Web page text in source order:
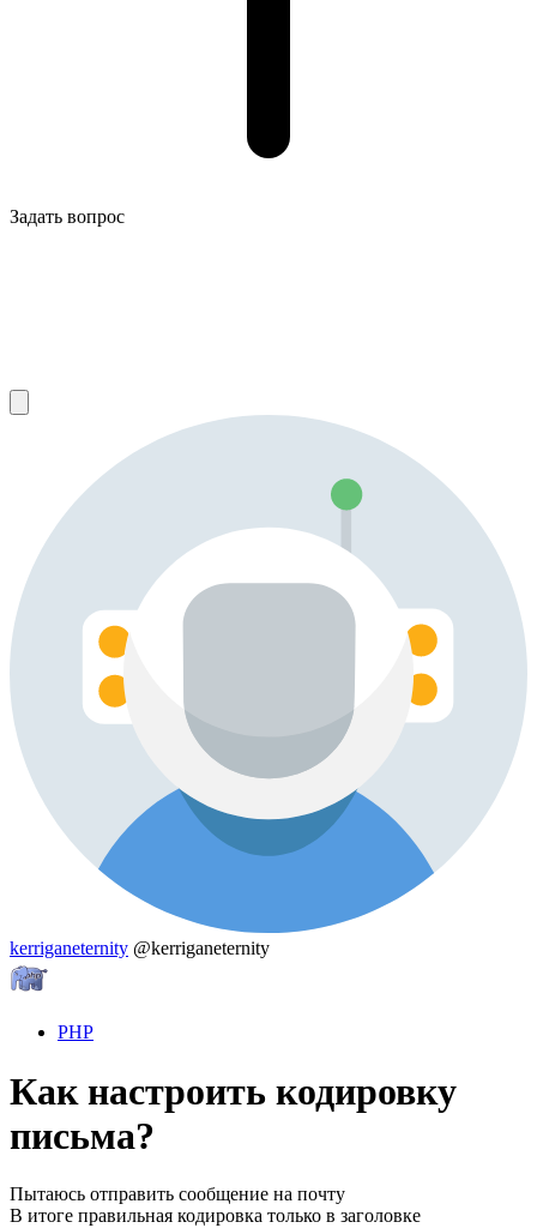
Задать вопрос
kerriganeternity @kerriganeternity
PHP
Как настроить кодировку
письма?
Пытаюсь отправить сообщение на почту
В итоге правильная кодировка только в заголовке